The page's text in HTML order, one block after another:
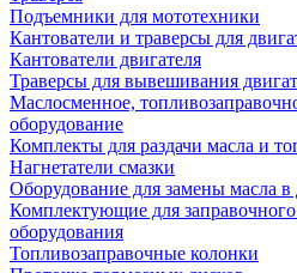
Подъемники для мототехники
Кантователи и траверсы для
Кантователи двигателя
Траверсы для вывешивания
Маслосменное,
оборудование
Комплекты для раздачи масла и
Нагнетатели смазки
Оборудование для замены масла в
Комплектующие для
оборудования
Топливозаправочные колонки